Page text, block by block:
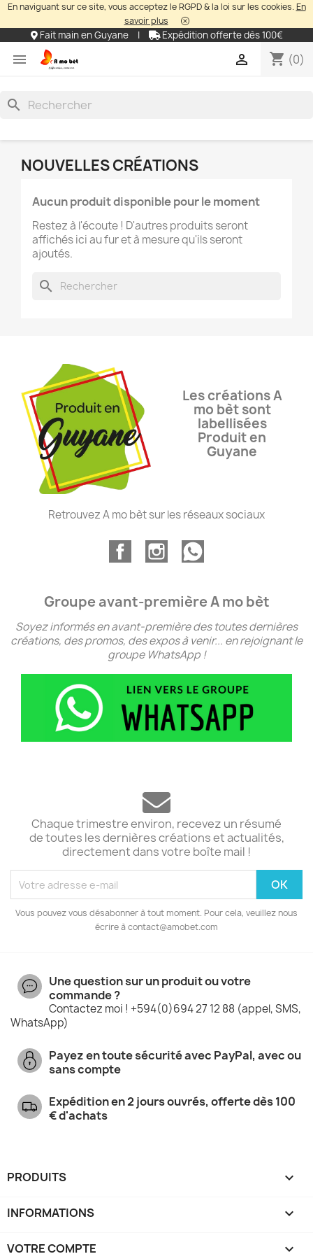
En naviguant sur ce site, vous acceptez le RGPD & la loi sur les cookies.En
savoir plus
Fait main en Guyane | Expédition offerte dès 100€
 shopping_cart (0)

search
NOUVELLES CRÉATIONS
Aucun produit disponible pour le moment
Restez à l'écoute ! D'autres produits seront
affichés ici au fur et à mesure qu'ils seront
ajoutés.
search
Les créations A
mo bèt sont
labellisées
Produit en
Guyane
Retrouvez A mo bèt sur les réseaux sociaux
Groupe avant-première A mo bèt
Soyez informés en avant-première des toutes dernières
créations, des promos, des expos à venir... en rejoignant le
groupe WhatsApp !
Chaque trimestre environ, recevez un résumé
de toutes les dernières créations et actualités,
directement dans votre boîte mail !
Vous pouvez vous désabonner à tout moment. Pour cela, veuillez nous
écrire à contact@amobet.com
Une question sur un produit ou votre
commande ?
Contactez moi ! +594(0)694 27 12 88 (appel, SMS,
WhatsApp)
Payez en toute sécurité avec PayPal, avec ou
sans compte
Expédition en 2 jours ouvrés, offerte dès 100
€ d'achats
PRODUITS 
INFORMATIONS 
VOTRE COMPTE 